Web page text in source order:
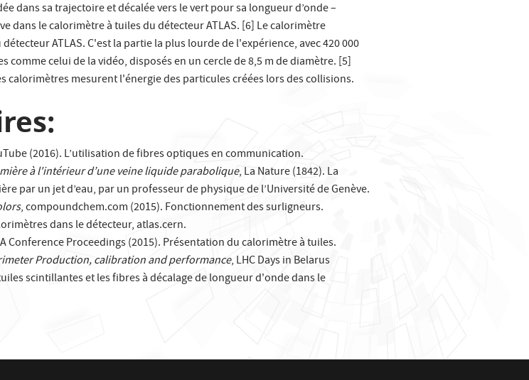
dans sa trajectoire et décalée vers le vert pour sa longueur d’onde –
dans le calorimètre à tuiles du détecteur ATLAS. [6] Le calorimètre
ATLAS. C'est la partie la plus lourde de l'expérience, avec 420 000
celui de la vidéo, disposés en un cercle de 8,5 m de diamètre. [5]
calorimètres mesurent l'énergie des particules créées lors des collisions.
(2016). L’utilisation de fibres optiques en communication.
à l'intérieur d’une veine liquide parabolique, La Nature (1842). La
par un jet d’eau, par un professeur de physique de l’Université de Genève.
, compoundchem.com (2015). Fonctionnement des surligneurs.
dans le détecteur, atlas.cern.
Conference Proceedings (2015). Présentation du calorimètre à tuiles.
Production, calibration and performance, LHC Days in Belarus
scintillantes et les fibres à décalage de longueur d'onde dans le